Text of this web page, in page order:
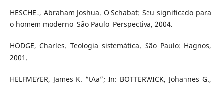
HESCHEL, Abraham Joshua. O Schabat: Seu significado para
o homem moderno. São Paulo: Perspectiva, 2004.
HODGE, Charles. Teologia sistemática. São Paulo: Hagnos,
2001.
HELFMEYER, James K. “tAa”; In: BOTTERWICK, Johannes G.,